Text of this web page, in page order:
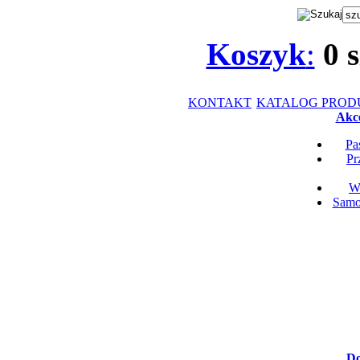
Koszyk: 0
KONTAKT KATALOG